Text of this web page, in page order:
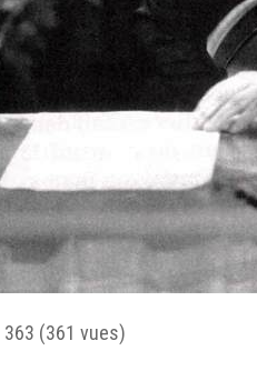
363 (361 vues)